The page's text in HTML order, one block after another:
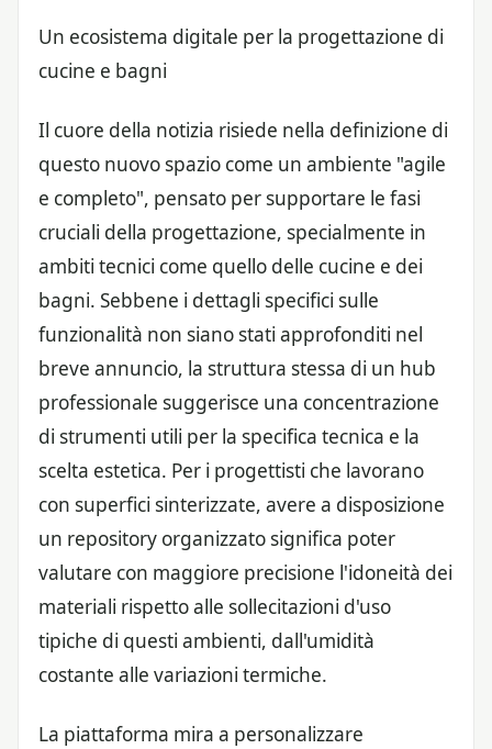
Un ecosistema digitale per la progettazione di
cucine e bagni
Il cuore della notizia risiede nella definizione di
questo nuovo spazio come un ambiente "agile
e completo", pensato per supportare le fasi
cruciali della progettazione, specialmente in
ambiti tecnici come quello delle cucine e dei
bagni. Sebbene i dettagli specifici sulle
funzionalità non siano stati approfonditi nel
breve annuncio, la struttura stessa di un hub
professionale suggerisce una concentrazione
di strumenti utili per la specifica tecnica e la
scelta estetica. Per i progettisti che lavorano
con superfici sinterizzate, avere a disposizione
un repository organizzato significa poter
valutare con maggiore precisione l'idoneità dei
materiali rispetto alle sollecitazioni d'uso
tipiche di questi ambienti, dall'umidità
costante alle variazioni termiche.
La piattaforma mira a personalizzare